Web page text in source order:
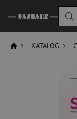
KATALOG